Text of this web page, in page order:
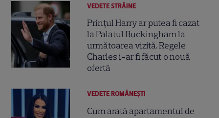
VEDETE STRĂINE
Prințul Harry ar putea fi cazat
la Palatul Buckingham la
următoarea vizită. Regele
Charles i-ar fi făcut o nouă
ofertă
VEDETE ROMÂNEŞTI
Cum arată apartamentul de